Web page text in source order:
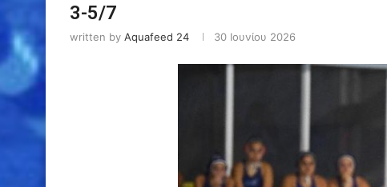
3-5/7
written by Aquafeed 24 30 Ιουνίου 2026